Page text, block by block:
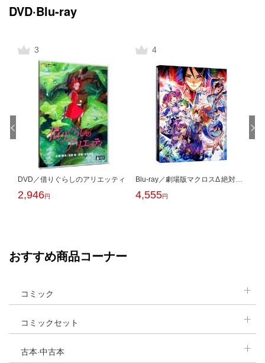
おすすめ商品コーナー
コミック
漫画単巻/1冊 110円
コミックセット
ジャンプ漫画全巻セット
完結している漫画セット
5巻以内完結漫画セット
古本·中古本
DVD·Blu-ray